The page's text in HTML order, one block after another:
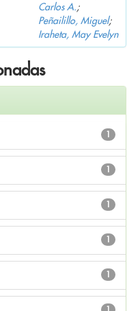
Carlos A.;
Peñailillo, Miguel;
Iraheta, May Evelyn
1
1
1
1
1